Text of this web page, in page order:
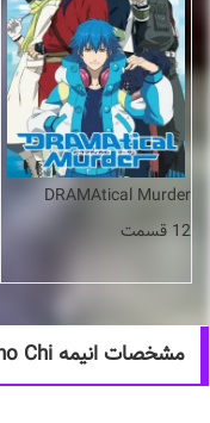
DRAMAtical Murder
12 قسمت
مشخصات انیمه Togainu no Chi